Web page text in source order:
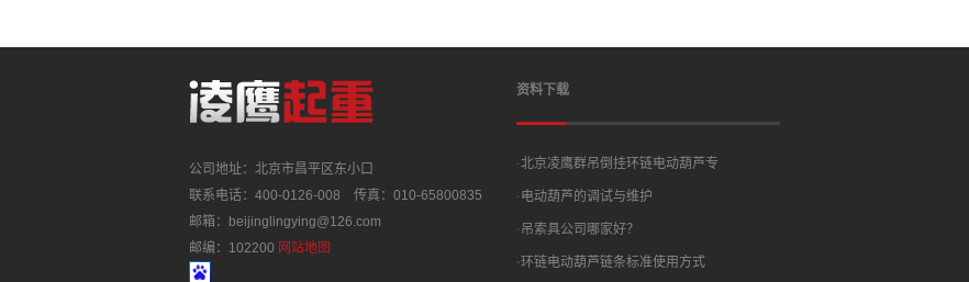
公司地址：北京市昌平区东小口
联系电话：400-0126-008 传真：010-65800835
邮箱：beijinglingying@126.com
邮编：102200 网站地图
资料下载
·北京凌鹰群吊倒挂环链电动葫芦专
·电动葫芦的调试与维护
·吊索具公司哪家好？
·环链电动葫芦链条标准使用方式